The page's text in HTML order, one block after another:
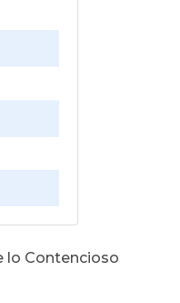
lo Contencioso